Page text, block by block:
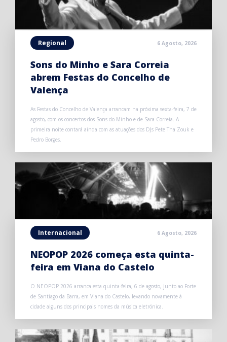
Regional 6 Agosto, 2026
Sons do Minho e Sara Correia
abrem Festas do Concelho de
Valença
As Festas do Concelho de Valença arrancam na próxima sexta-feira, 7 de
agosto, com os concertos dos Sons do Minho e de Sara Correia. A
primeira noite contará ainda com as atuações dos DJs Pete Tha Zouk e
Pedro Borges.
Internacional 6 Agosto, 2026
NEOPOP 2026 começa esta quinta-
feira em Viana do Castelo
O NEOPOP 2026 arranca esta quinta-feira, 6 de agosto, junto ao Forte
de Santiago da Barra, em Viana do Castelo, levando novamente à
cidade alguns dos principais nomes da música eletrónica.